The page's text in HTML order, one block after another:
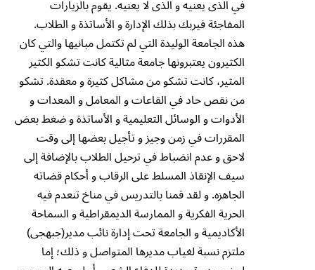
في الذى يعنيه و الذى لا يعنيه. يقوم بالزيارات
المفاجئة فيربك بذلك الإدارة و الأساتذة و الطلاب.
هذه الجامعة الوليدة التي لم تكتمل مبانيها والتي كان
الكثيرون يعتبرونها جامعة مثالية كانت تشكو الكثير
المثير، كانت تشكو من مشاكل كثيرة و معقدة. تشكو
من نقص حاد في القاعات و المعامل و المعدات و
الأدوات و الوسائل التعليمية و الأساتذة و ضغط بعض
المقررات في زمن وجيز و تأجيل بعضها إلى وقت
لاحق و عدم انضباط في ترحيل الطلاب بالإضافة إلى
سيف الإنقاذ المسلط على الرقاب و أحكام قضاته
الجاهزه. و لقد قمنا بالتدريس في مناخ تنعدم فيه
الحرية الفكرية و الممارسة الديمقراطية و السماحة
الأكاديمية و الجامعة تحت إدارة نائب مدير(جبهجى)
ملتزم نسبة لغياب مديرها المتواصل و ذلك؛ إما